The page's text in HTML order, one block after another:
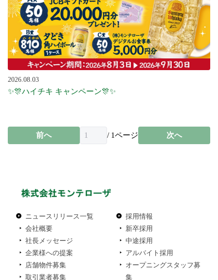
2026.08.03
✨🎊ハイチキ キャンペーン🎊✨
前へ / 1ページ 次へ
ニュースリリース一覧
会社概要
社長メッセージ
企業様への提案
店舗物件募集
取引業者募集
採用情報
新卒採用
中途採用
アルバイト採用
オープニングスタッフ募
集